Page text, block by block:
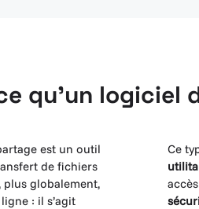
qu’un
est un outil
de fichiers
plus globalement,
: il s’agit
Ce